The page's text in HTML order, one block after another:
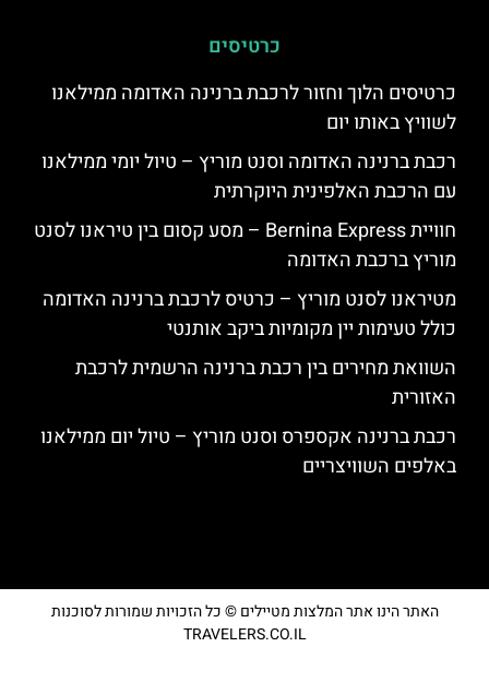
כרטיסים
כרטיסים הלוך וחזור לרכבת ברנינה האדומה ממילאנו
לשוויץ באותו יום
רכבת ברנינה האדומה וסנט מוריץ – טיול יומי ממילאנו
עם הרכבת האלפינית היוקרתית
חוויית Bernina Express – מסע קסום בין טיראנו לסנט
מוריץ ברכבת האדומה
מטיראנו לסנט מוריץ – כרטיס לרכבת ברנינה האדומה
כולל טעימות יין מקומיות ביקב אותנטי
השוואת מחירים בין רכבת ברנינה הרשמית לרכבת
האזורית
רכבת ברנינה אקספרס וסנט מוריץ – טיול יום ממילאנו
באלפים השוויצריים
האתר הינו אתר המלצות מטיילים © כל הזכויות שמורות לסוכנות
TRAVELERS.CO.IL